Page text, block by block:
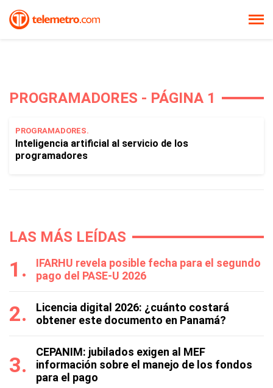
PROGRAMADORES - PÁGINA 1
PROGRAMADORES.
Inteligencia artificial al servicio de los
programadores
LAS MÁS LEÍDAS
IFARHU revela posible fecha para el segundo
pago del PASE-U 2026
Licencia digital 2026: ¿cuánto costará
obtener este documento en Panamá?
CEPANIM: jubilados exigen al MEF
información sobre el manejo de los fondos
para el pago